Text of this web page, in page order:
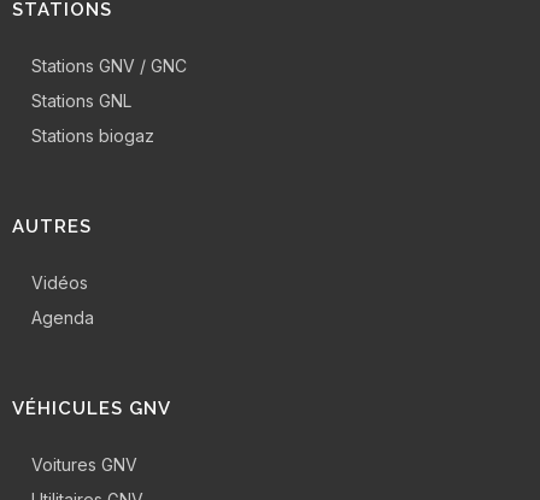
STATIONS
Stations GNV / GNC
Stations GNL
Stations biogaz
AUTRES
Vidéos
Agenda
VÉHICULES GNV
Voitures GNV